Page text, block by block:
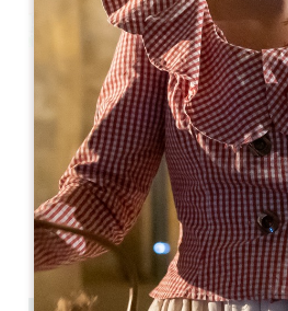
Da
Balade et dégustation
Place des
33330 SAINT-
05 57 55